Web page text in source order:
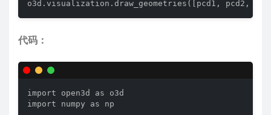
o3d.visualization.draw_geometries([pcd1, pcd2,
代码：
import open3d as o3d
import numpy as np